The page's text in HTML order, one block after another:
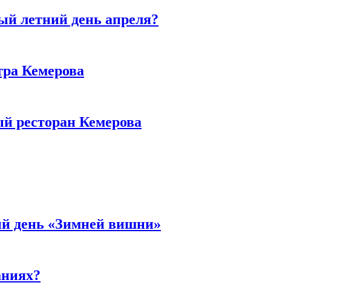
летний день апреля?
Кемерова
ресторан Кемерова
день «Зимней вишни»